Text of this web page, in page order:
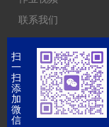
联系我们
扫
一
扫
添
加
微
信